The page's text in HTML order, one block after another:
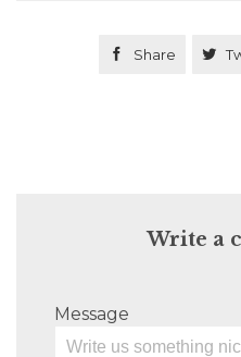
 Share 
Write a
Message